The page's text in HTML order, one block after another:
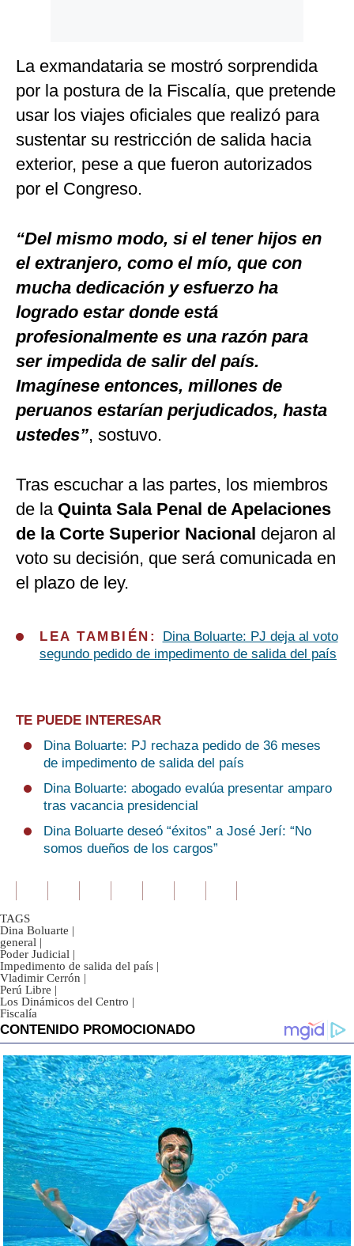
La exmandataria se mostró sorprendida
por la postura de la Fiscalía, que pretende
usar los viajes oficiales que realizó para
sustentar su restricción de salida hacia
exterior, pese a que fueron autorizados
por el Congreso.
“Del mismo modo, si el tener hijos en
el extranjero, como el mío, que con
mucha dedicación y esfuerzo ha
logrado estar donde está
profesionalmente es una razón para
ser impedida de salir del país.
Imagínese entonces, millones de
peruanos estarían perjudicados, hasta
ustedes”, sostuvo.
Tras escuchar a las partes, los miembros
de la Quinta Sala Penal de Apelaciones
de la Corte Superior Nacional dejaron al
voto su decisión, que será comunicada en
el plazo de ley.
LEA TAMBIÉN:
Dina Boluarte: PJ deja al voto
segundo pedido de impedimento de salida del país
TE PUEDE INTERESAR
Dina Boluarte: PJ rechaza pedido de 36 meses
de impedimento de salida del país
Dina Boluarte: abogado evalúa presentar amparo
tras vacancia presidencial
Dina Boluarte deseó “éxitos” a José Jerí: “No
somos dueños de los cargos”
TAGS
Dina Boluarte |
general |
Poder Judicial |
Impedimento de salida del país |
Vladimir Cerrón |
Perú Libre |
Los Dinámicos del Centro |
Fiscalía